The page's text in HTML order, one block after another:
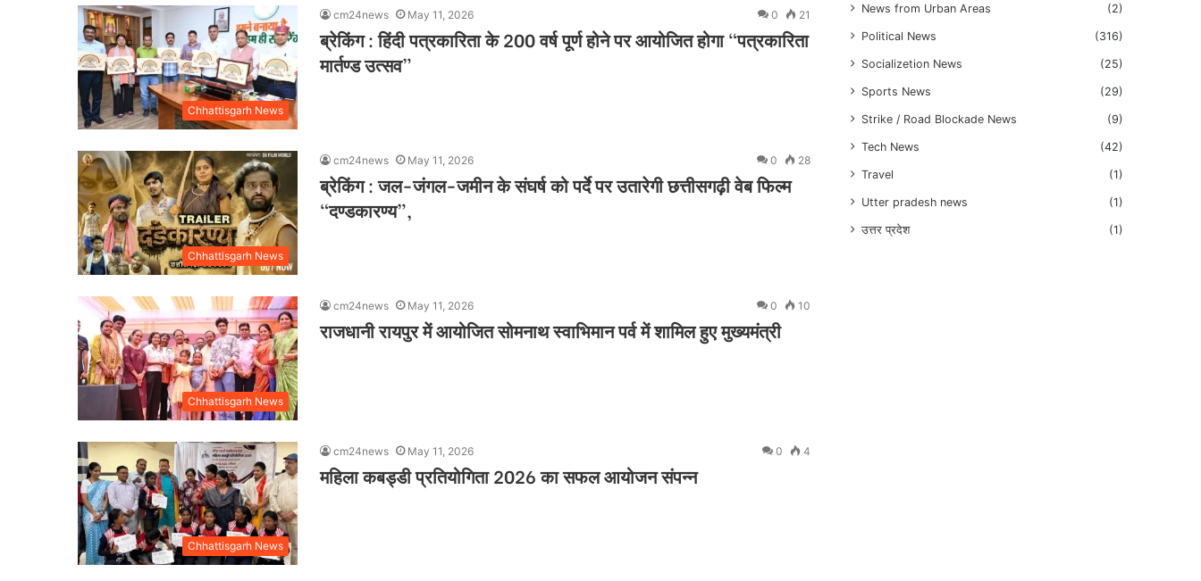
Chhattisgarh News
cm24news May 11, 2026 0 21
ब्रेकिंग : हिंदी पत्रकारिता के 200 वर्ष पूर्ण होने पर आयोजित होगा “पत्रकारिता
मार्तण्ड उत्सव”
Chhattisgarh News
cm24news May 11, 2026 0 28
ब्रेकिंग : जल-जंगल-जमीन के संघर्ष को पर्दे पर उतारेगी छत्तीसगढ़ी वेब फिल्म
“दण्डकारण्य”,
Chhattisgarh News
cm24news May 11, 2026 0 10
राजधानी रायपुर में आयोजित सोमनाथ स्वाभिमान पर्व में शामिल हुए मुख्यमंत्री
Chhattisgarh News
cm24news May 11, 2026 0 4
महिला कबड्डी प्रतियोगिता 2026 का सफल आयोजन संपन्न
News from Urban Areas (2)
Political News (316)
Socializetion News (25)
Sports News (29)
Strike / Road Blockade News (9)
Tech News (42)
Travel (1)
Utter pradesh news (1)
उत्तर प्रदेश (1)